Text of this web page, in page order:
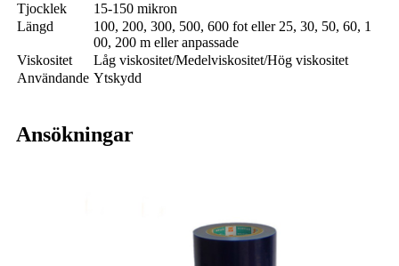
Tjocklek
15-150 mikron
Längd
100, 200, 300, 500, 600 fot eller 25, 30, 50, 60, 1
00, 200 m eller anpassade
Viskositet
Låg viskositet/Medelviskositet/Hög viskositet
Användande Ytskydd
Ansökningar